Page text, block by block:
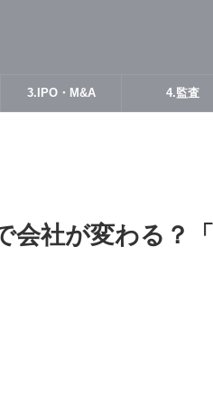
3.IPO・M&A 4.監査
社が変わる？